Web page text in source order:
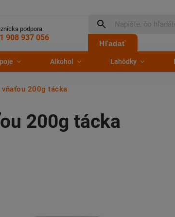
podpora:
908 937 056
Hľadať
Alkohol Lahôdky
vňaťou 200g tácka
200g tácka